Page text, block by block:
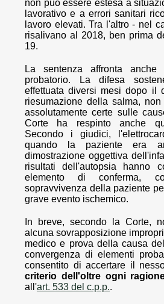
non può essere estesa a
lavorativo e a errori sanitari
lavoro elevati. Tra l'altro - nel
risalivano al 2018, ben prima
19.
La sentenza affronta
probatorio. La difesa
effettuata diversi mesi dopo il
riesumazione della salma,
assolutamente certe sulle
Corte ha respinto anche
Secondo i giudici,
quando la paziente era
dimostrazione oggettiva
risultati dell'autopsia hanno
elemento di conferma,
sopravvivenza della paziente
grave evento ischemico.
In breve, secondo la Corte,
alcuna sovrapposizione
medico e prova della causa
convergenza di elementi
consentito di accertare il
criterio dell'oltre ogni
all'art. 533 del c.p.p..